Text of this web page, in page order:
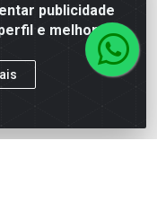
publicidade
e melhorar a